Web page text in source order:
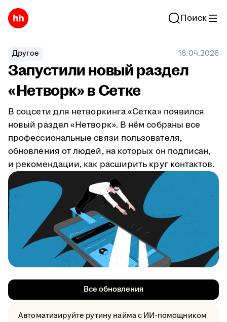
Поиск
Другое 16.04.2026
Запустили новый раздел
«Нетворк» в Сетке
В соцсети для нетворкинга «Сетка» появился
новый раздел «Нетворк». В нём собраны все
профессиональные связи пользователя,
обновления от людей, на которых он подписан,
и рекомендации, как расширить круг контактов.
Все обновления
Автоматизируйте рутину найма с ИИ-помощником